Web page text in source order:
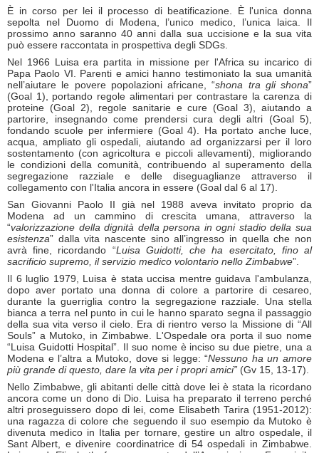
È in corso per lei il processo di beatificazione. È l'unica donna
sepolta nel Duomo di Modena, l’unico medico, l’unica laica. Il
prossimo anno saranno 40 anni dalla sua uccisione e la sua vita
può essere raccontata in prospettiva degli SDGs.
Nel 1966 Luisa era partita in missione per l'Africa su incarico di
Papa Paolo VI. Parenti e amici hanno testimoniato la sua umanità
nell’aiutare le povere popolazioni africane, “shona tra gli shona”
(Goal 1), portando regole alimentari per contrastare la carenza di
proteine (Goal 2), regole sanitarie e cure (Goal 3), aiutando a
partorire, insegnando come prendersi cura degli altri (Goal 5),
fondando scuole per infermiere (Goal 4). Ha portato anche luce,
acqua, ampliato gli ospedali, aiutando ad organizzarsi per il loro
sostentamento (con agricoltura e piccoli allevamenti), migliorando
le condizioni della comunità, contribuendo al superamento della
segregazione razziale e delle diseguaglianze attraverso il
collegamento con l'Italia ancora in essere (Goal dal 6 al 17).
San Giovanni Paolo II già nel 1988 aveva invitato proprio da
Modena ad un cammino di crescita umana, attraverso la
“valorizzazione della dignità della persona in ogni stadio della sua
esistenza” dalla vita nascente sino all’ingresso in quella che non
avrà fine, ricordando “Luisa Guidotti, che ha esercitato, fino al
sacrificio supremo, il servizio medico volontario nello Zimbabwe”.
Il 6 luglio 1979, Luisa è stata uccisa mentre guidava l'ambulanza,
dopo aver portato una donna di colore a partorire di cesareo,
durante la guerriglia contro la segregazione razziale. Una stella
bianca a terra nel punto in cui le hanno sparato segna il passaggio
della sua vita verso il cielo. Era di rientro verso la Missione di “All
Souls” a Mutoko, in Zimbabwe. L'Ospedale ora porta il suo nome
“Luisa Guidotti Hospital”. Il suo nome è inciso su due pietre, una a
Modena e l’altra a Mutoko, dove si legge: “Nessuno ha un amore
più grande di questo, dare la vita per i propri amici” (Gv 15, 13-17).
Nello Zimbabwe, gli abitanti delle città dove lei è stata la ricordano
ancora come un dono di Dio. Luisa ha preparato il terreno perché
altri proseguissero dopo di lei, come Elisabeth Tarira (1951-2012):
una ragazza di colore che seguendo il suo esempio da Mutoko è
divenuta medico in Italia per tornare, gestire un altro ospedale, il
Sant Albert, e divenire coordinatrice di 54 ospedali in Zimbabwe.